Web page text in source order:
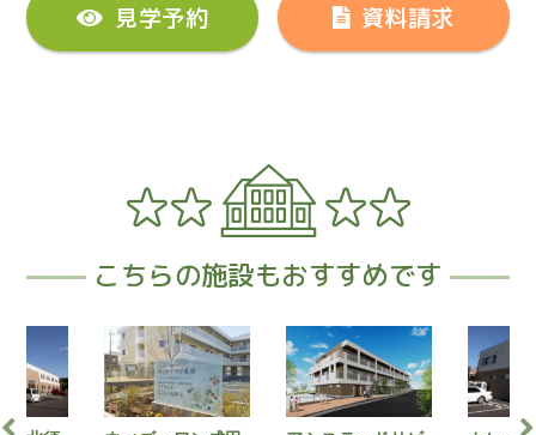
見学予約 資料請求
こちらの施設もおすすめです